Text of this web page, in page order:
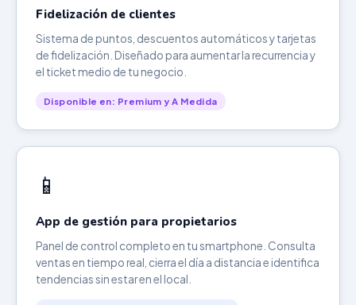
Fidelización de clientes
Sistema de puntos, descuentos automáticos y tarjetas
de fidelización. Diseñado para aumentar la recurrencia y
el ticket medio de tu negocio.
Disponible en: Premium y A Medida
📱
App de gestión para propietarios
Panel de control completo en tu smartphone. Consulta
ventas en tiempo real, cierra el día a distancia e identifica
tendencias sin estar en el local.